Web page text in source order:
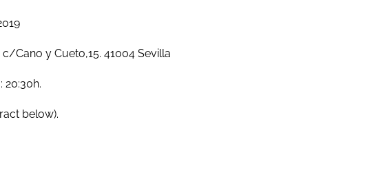
c/Cano y Cueto,15. 41004 Sevilla
20:30h.
below).